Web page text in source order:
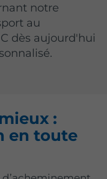
notre
au
dès aujourd'hui
:
en toute